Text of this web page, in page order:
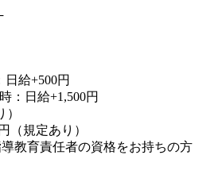
日給+500円
：日給+1,500円
（規定あり）
教育責任者の資格をお持ちの方